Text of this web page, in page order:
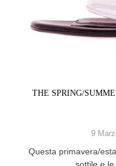
THE SPRING/
9
Questa primavera/
sottile e le